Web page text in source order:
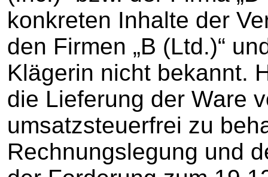
konkreten Inhalte der
den Firmen „B (Ltd.)“
Klägerin nicht bekannt.
die Lieferung der Ware
umsatzsteuerfrei zu
Rechnungslegung und